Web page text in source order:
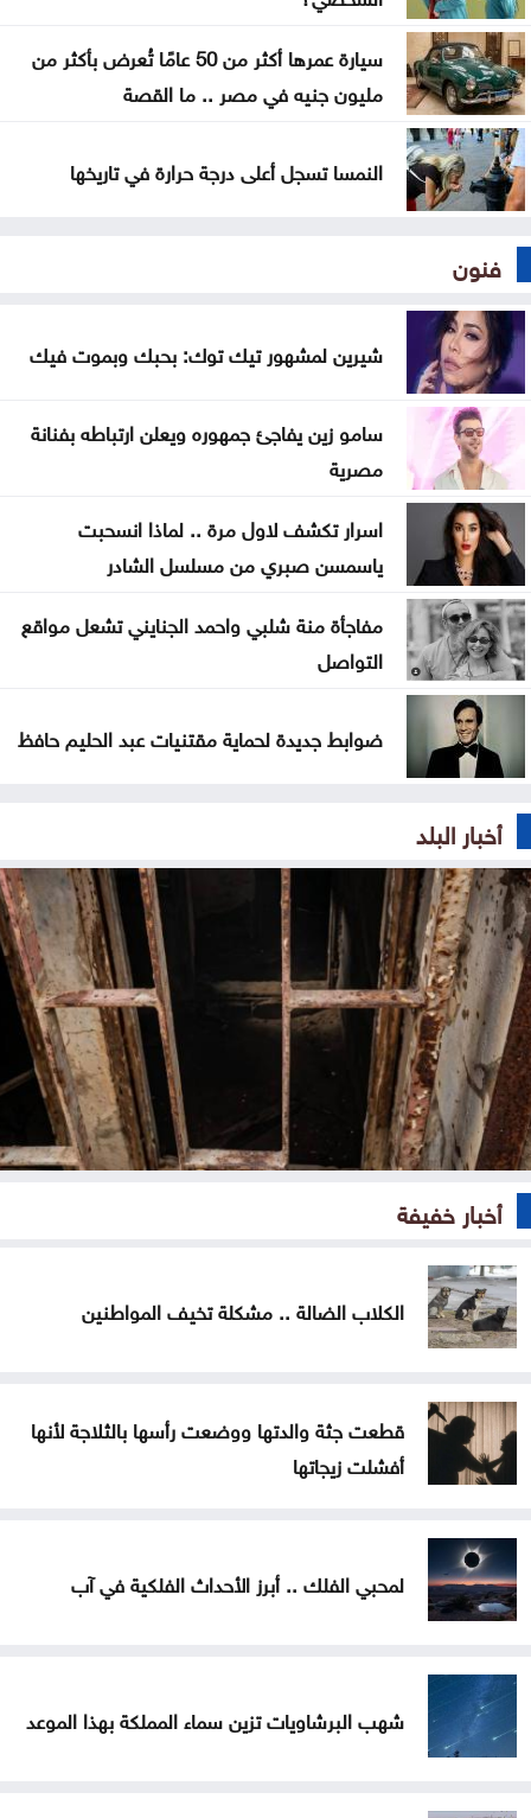
دولة صغيرة .. بس قَدّ حالنا وأكبر من الخارطة !
سيارة عمرها أكثر من 50 عامًا تُعرض بأكثر من
مليون جنيه في مصر .. ما القصة
النمسا تسجل أعلى درجة حرارة في تاريخها
فنون
شيرين لمشهور تيك توك: بحبك وبموت فيك
سامو زين يفاجئ جمهوره ويعلن ارتباطه بفنانة
مصرية
اسرار تكشف لاول مرة .. لماذا انسحبت
ياسمسن صبري من مسلسل الشادر
مفاجأة منة شلبي واحمد الجنايني تشعل مواقع
التواصل
ضوابط جديدة لحماية مقتنيات عبد الحليم حافظ
أخبار البلد
أخبار خفيفة
الكلاب الضالة .. مشكلة تخيف المواطنين
قطعت جثة والدتها ووضعت رأسها بالثلاجة لأنها
أفشلت زيجاتها
لمحبي الفلك .. أبرز الأحداث الفلكية في آب
شهب البرشاويات تزين سماء المملكة بهذا الموعد